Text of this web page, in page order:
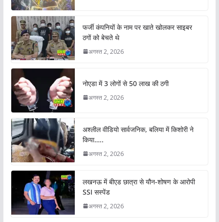
फर्जी कंपनियों के नाम पर खाते खोलकर साइबर
ठगों को बेचते थे
अगस्त 2, 2026
नोएडा में 3 लोगों से 50 लाख की ठगी
अगस्त 2, 2026
अश्लील वीडियो सार्वजनिक, बलिया में किशोरी ने
किया…..
अगस्त 2, 2026
लखनऊ में बीएड छात्रा से यौन-शोषण के आरोपी
SSI सस्पेंड
अगस्त 2, 2026